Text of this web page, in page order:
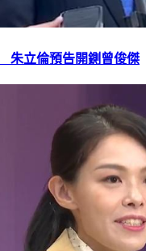
朱立倫預告開鍘曾俊傑